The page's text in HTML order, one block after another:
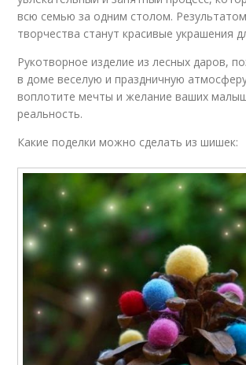
всю семью за одним столом.
творчества станут красивые украшения
Рукотворное изделие из лесных даров,
в доме веселую и праздничную
воплотите мечты и желание ваших
реальность.
Какие поделки можно сделать из шишек: